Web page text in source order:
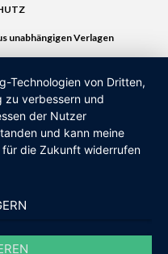
unabhängigen Verlagen
Technologien von Dritten,
zu verbessern und
der Nutzer
und kann meine
die Zukunft widerrufen